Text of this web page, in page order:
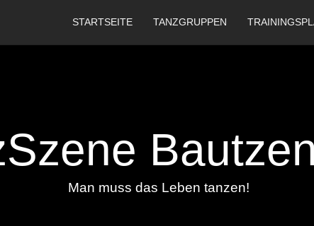
STARTSEITE TANZGRUPPEN
Man muss das Leben tanzen!